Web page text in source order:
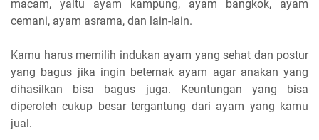
macam, yaitu ayam kampung, ayam bangkok, ayam
cemani, ayam asrama, dan lain-lain.
Kamu harus memilih indukan ayam yang sehat dan postur
yang bagus jika ingin beternak ayam agar anakan yang
dihasilkan bisa bagus juga. Keuntungan yang bisa
diperoleh cukup besar tergantung dari ayam yang kamu
jual.